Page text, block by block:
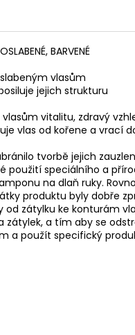
BARVENÉ
vlasům
jejich strukturu
vitalitu, zdravý
vlas od kořene a vrací
tvorbě jejich
použití speciálního a
na dlaň ruky.
produktu byly dobře
od zátylku ke konturám
zátylek, a tím aby se
a použít specifický